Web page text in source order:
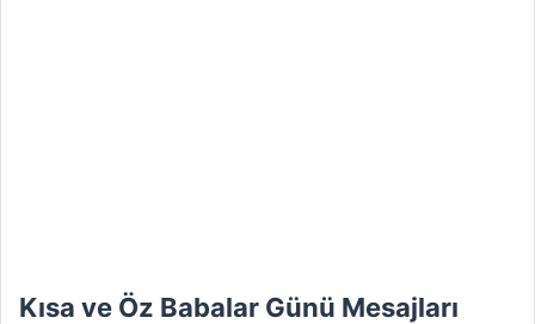
Kısa ve Öz Babalar Günü Mesajları